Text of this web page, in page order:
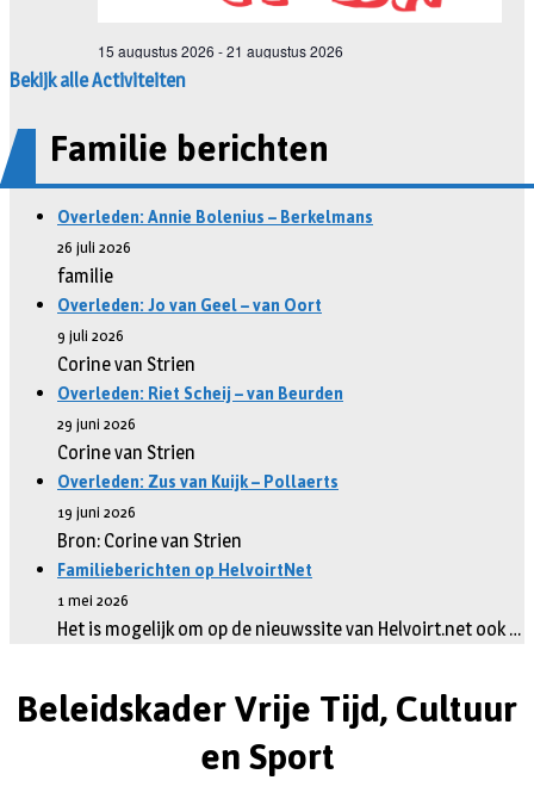
Bekijk alle Activiteiten
Familie berichten
Overleden: Annie Bolenius – Berkelmans
26 juli 2026
familie
Overleden: Jo van Geel – van Oort
9 juli 2026
Corine van Strien
Overleden: Riet Scheij – van Beurden
29 juni 2026
Corine van Strien
Overleden: Zus van Kuijk – Pollaerts
19 juni 2026
Bron: Corine van Strien
Familieberichten op HelvoirtNet
1 mei 2026
Het is mogelijk om op de nieuwssite van Helvoirt.net ook …
Beleidskader Vrije Tijd, Cultuur
en Sport